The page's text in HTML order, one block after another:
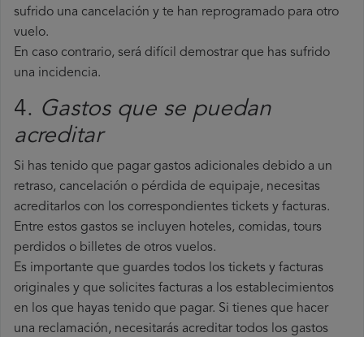
sufrido una cancelación y te han reprogramado para otro
vuelo.
En caso contrario, será difícil demostrar que has sufrido
una incidencia.
4. Gastos que se puedan
acreditar
Si has tenido que pagar gastos adicionales debido a un
retraso, cancelación o pérdida de equipaje, necesitas
acreditarlos con los correspondientes tickets y facturas.
Entre estos gastos se incluyen hoteles, comidas, tours
perdidos o billetes de otros vuelos.
Es importante que guardes todos los tickets y facturas
originales y que solicites facturas a los establecimientos
en los que hayas tenido que pagar. Si tienes que hacer
una reclamación, necesitarás acreditar todos los gastos